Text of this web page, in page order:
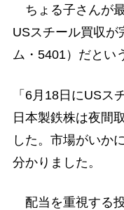
ちょる子さんが
USスチール買収が
ム・5401）だとい
「6月18日にUSス
日本製鉄株は夜間
した。市場がいか
分かりました。
配当を重視する